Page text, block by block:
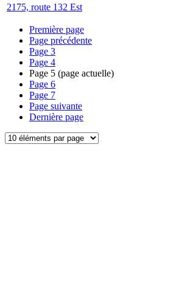
2175, route 132 Est
Première page
Page précédente
Page 3
Page 4
Page 5 (page actuelle)
Page 6
Page 7
Page suivante
Dernière page